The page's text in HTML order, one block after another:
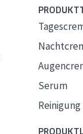
Serum
Reinigung